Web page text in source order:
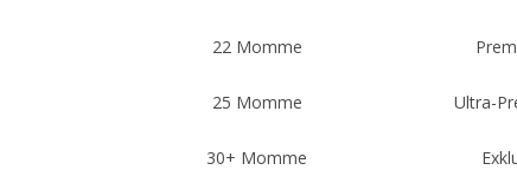
22 Momme
25 Momme Ultra-
30+ Momme